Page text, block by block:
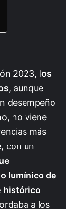
2023, los
, aunque
desempeño
no viene
más
con un
lumínico de
histórico
a los